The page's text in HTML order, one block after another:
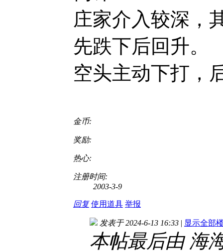
庄家介入较深，
先跌下后回升。
空头主动下打，
金币:
奖励:
热心:
注册时间:
2003-3-9
回复 使用道具 举报
发表于 2024-6-13 16:33 | 显示全部
本帖最后由 海